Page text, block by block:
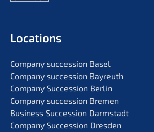
Locati­ons
Compa­ny succes­si­on Basel
Compa­ny succes­si­on Bayreuth
Compa­ny Succes­si­on Berlin
Compa­ny succes­si­on Bremen
Business Succes­si­on Darmstadt
Compa­ny Succes­si­on Dresden